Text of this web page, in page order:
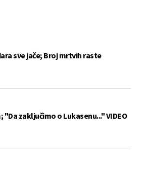
sve jače; Broj mrtvih raste
zaključimo o Lukasenu..." VIDEO